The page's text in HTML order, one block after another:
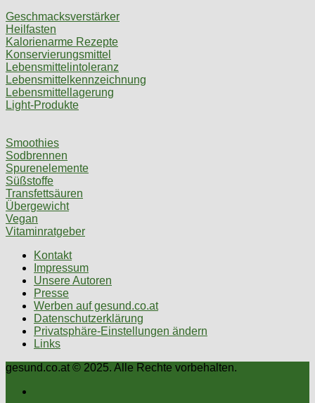
Geschmacksverstärker
Heilfasten
Kalorienarme Rezepte
Konservierungsmittel
Lebensmittelintoleranz
Lebensmittelkennzeichnung
Lebensmittellagerung
Light-Produkte
Smoothies
Sodbrennen
Spurenelemente
Süßstoffe
Transfettsäuren
Übergewicht
Vegan
Vitaminratgeber
Kontakt
Impressum
Unsere Autoren
Presse
Werben auf gesund.co.at
Datenschutzerklärung
Privatsphäre-Einstellungen ändern
Links
gesund.co.at © 2025. Alle Rechte vorbehalten.